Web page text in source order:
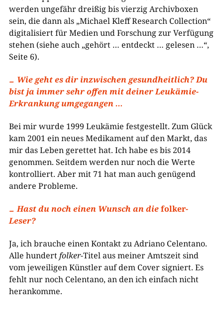
werden ungefähr dreißig bis vierzig Archivboxen
sein, die dann als „Michael Kleff Research Collection“
digitalisiert für Medien und Forschung zur Verfügung
stehen (siehe auch „gehört … entdeckt … gelesen …“,
Seite 6).
Wie geht es dir inzwischen gesundheitlich? Du
bist ja immer sehr offen mit deiner Leukämie-
Erkrankung umgegangen …
Bei mir wurde 1999 Leukämie festgestellt. Zum Glück
kam 2001 ein neues Medikament auf den Markt, das
mir das Leben gerettet hat. Ich habe es bis 2014
genommen. Seitdem werden nur noch die Werte
kontrolliert. Aber mit 71 hat man auch genügend
andere Probleme.
Hast du noch einen Wunsch an diefolker-
Leser?
Ja, ich brauche einen Kontakt zu Adriano Celentano.
Alle hundertfolker-Titel aus meiner Amtszeit sind
vom jeweiligen Künstler auf dem Cover signiert. Es
fehlt nur noch Celentano, an den ich einfach nicht
herankomme.